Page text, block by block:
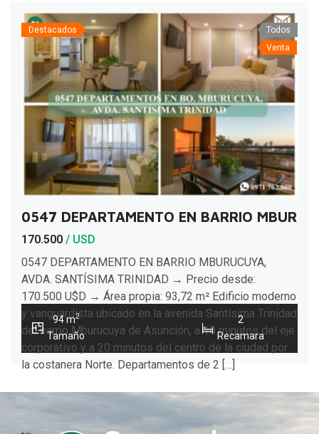
Destacados
Todos
Venta
0547 DEPARTAMENTO EN BARRIO
170.500 / USD
0547 DEPARTAMENTO EN BARRIO MBURUCUYA,
AVDA. SANTÍSIMA TRINIDAD → Precio desde:
170.500 U$D → Área propia: 93,72 m² Edificio moderno
y vanguardista ubicado en la avenida Santísima Trinidad
del barrio Mburucuya de Asunción, a 10 minutos del eje
corporativo y a 20 minutos del centro de la ciudad por
la costanera Norte. Departamentos de 2 […]
94 m2
Tamaño
2
Recamara